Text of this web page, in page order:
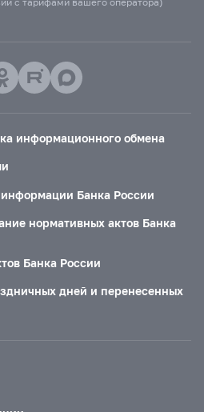
информационного обмена
Банка России
нормативных актов Банка
Банка России
дней и перенесенных